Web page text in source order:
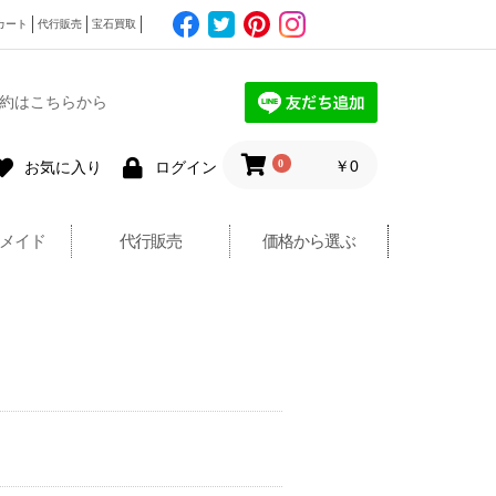
ート 代行販売 宝石買取
はこちらから
お気に入り ログイン 0 ￥0
イド 代行販売 価格から選ぶ